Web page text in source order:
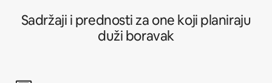
Sadržaji i prednosti za one koji planiraju
duži boravak